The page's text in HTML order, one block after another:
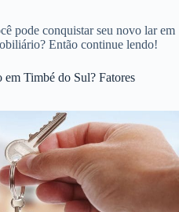
pode conquistar seu novo lar em
Então continue lendo!
Timbé do Sul? Fatores